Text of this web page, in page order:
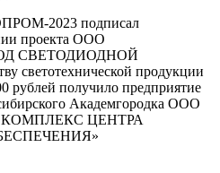
2023 подписал
проекта ООО
СВЕТОДИОДНОЙ
светотехнической продукции
рублей получило предприятие
Академгородка ООО
ЦЕНТРА